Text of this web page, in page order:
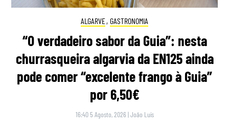
ALGARVE, GASTRONOMIA
“O verdadeiro sabor da Guia”: nesta
churrasqueira algarvia da EN125 ainda
pode comer “excelente frango à Guia”
por 6,50€
16:40 5 Agosto, 2026 |João Luís